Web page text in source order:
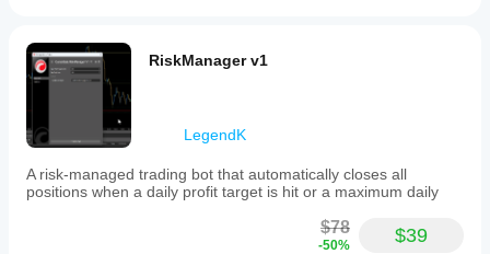
RiskManager v1
LegendK
A risk-managed trading bot that automatically closes all
positions when a daily profit target is hit or a maximum daily
$78
-50% $39